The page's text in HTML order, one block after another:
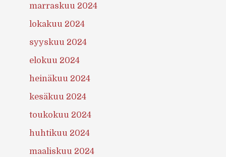
marraskuu 2024
lokakuu 2024
syyskuu 2024
elokuu 2024
heinäkuu 2024
kesäkuu 2024
toukokuu 2024
huhtikuu 2024
maaliskuu 2024